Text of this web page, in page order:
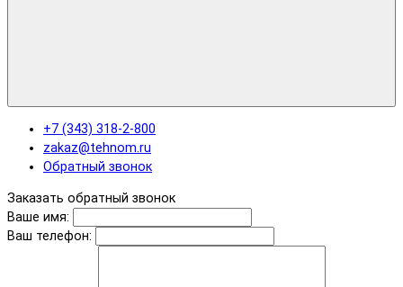
+7 (343) 318-2-800
zakaz@tehnom.ru
Обратный звонок
Заказать обратный звонок
Ваше имя:
Ваш телефон: